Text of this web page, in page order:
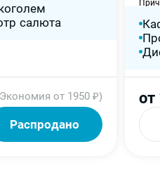
салюта
от 1950 ₽)
Распродано
от